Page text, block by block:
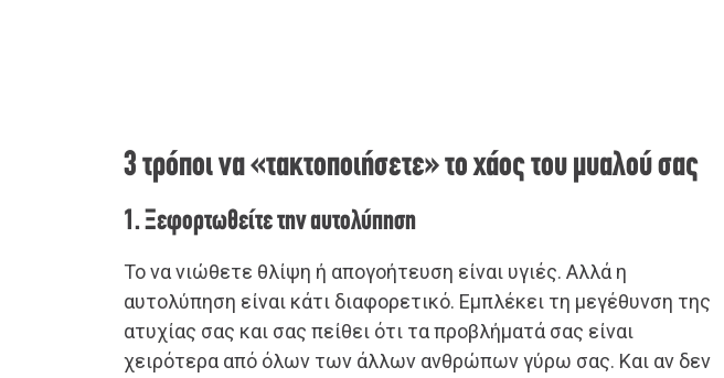
3 τρόποι να «τακτοποιήσετε» το χάος του μυαλού σας
1. Ξεφορτωθείτε την αυτολύπηση
Το να νιώθετε θλίψη ή απογοήτευση είναι υγιές. Αλλά η
αυτολύπηση είναι κάτι διαφορετικό. Εμπλέκει τη μεγέθυνση της
ατυχίας σας και σας πείθει ότι τα προβλήματά σας είναι
χειρότερα από όλων των άλλων ανθρώπων γύρω σας. Και αν δεν